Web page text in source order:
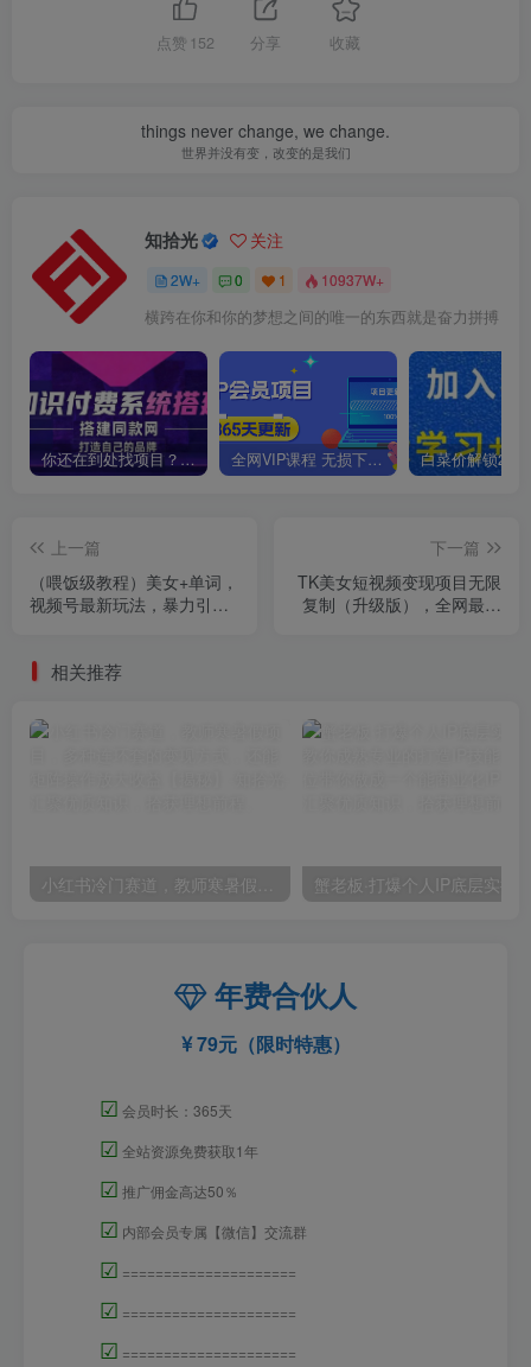
点赞 152 分享 收藏
things never change, we change.
世界并没有变，改变的是我们
知拾光 关注
2W+ 0 1 10937W+
横跨在你和你的梦想之间的唯一的东西就是奋力拼搏
你还在到处找项目？还在当韭菜？我靠卖项目一个月收入5万+，曾经我也是个失败者。 全网VIP课程 无损下载~
上一篇
（喂饭级教程）美女+单词，
视频号最新玩法，暴力引
下一篇
TK美女短视频变现项目无限
复制（升级版），全网最高
相关推荐
小红书冷门赛道，教师寒暑假项目，多种连环套的变现方式，还能矩阵操作放大收益【揭秘】
年费合伙人
79元（限时特惠）
☑ 会员时长：365天
☑ 全站资源免费获取1年
☑ 推广佣金高达50％
☑ 内部会员专属【微信】交流群
☑ =====================
☑ =====================
☑ =====================